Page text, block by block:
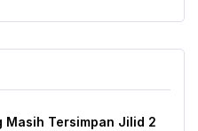
Masih Tersimpan Jilid 2